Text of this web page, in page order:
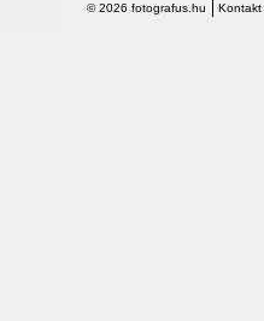
© 2026 fotografus.hu Kontakt